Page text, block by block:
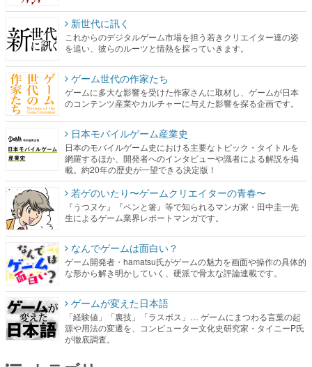
新世代に訊く
これからのデジタルゲーム市場を担う若きクリエイター達の姿
を追い、彼らのルーツと情熱を探っていきます。
ゲーム世代の作家たち
ゲームに多大な影響を受けた作家さんに取材し、ゲームが日本
のコンテンツ産業やカルチャーに与えた影響を探る企画です。
日本モバイルゲーム産業史
日本のモバイルゲーム史における主要なトピック・タイトルを
網羅するほか、開発者へのインタビューや識者による解説を掲
載。約20年の歴史が一望できる決定版！
若ゲのいたり〜ゲームクリエイターの青春〜
『うつヌケ』『ペンと箸』等で知られるマンガ家・田中圭一先
生によるゲーム業界レポートマンガです。
なんでゲームは面白い？
ゲーム開発者・hamatsu氏がゲームの魅力を画面や操作の具体的
な形から解き明かしていく、硬派で骨太な評論連載です。
ゲームが変えた日本語
「経験値」「裏技」「ラスボス」… ゲームにまつわる言葉の起
源や用法の変遷を、コンピューター文化史研究家・タイニーP氏
が徹底調査。